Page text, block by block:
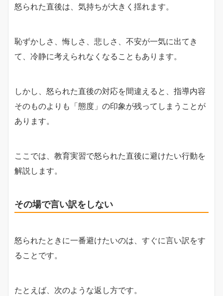
怒られた直後は、気持ちが大きく揺れます。
恥ずかしさ、悔しさ、悲しさ、不安が一気に出てき
て、冷静に考えられなくなることもあります。
しかし、怒られた直後の対応を間違えると、指導内容
そのものよりも「態度」の印象が残ってしまうことが
あります。
ここでは、教育実習で怒られた直後に避けたい行動を
解説します。
その場で言い訳をしない
怒られたときに一番避けたいのは、すぐに言い訳をす
ることです。
たとえば、次のような返し方です。